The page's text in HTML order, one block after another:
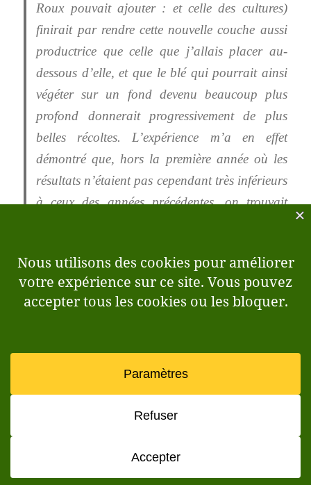
Roux pouvait ajouter : et celle des cultures)
finirait par rendre cette nouvelle couche aussi
productrice que celle que j’allais placer au-
dessous d’elle, et que le blé qui pourrait ainsi
végéter sur un fond devenu beaucoup plus
profond donnerait progressivement de plus
belles récoltes. L’expérience m’a en effet
démontré que, hors la première année où les
résultats n’étaient pas cependant très inférieurs
à ceux des années précédentes, on trouvait
ainsi qu’aux frais un peu plus considérables
que peuvent exiger de plus forts labours, et je
persiste à croire que, par la persévérance de
une culture variée des terrains qu’on regarde
aujourd’hui comme condamnés à un éternelle
jachère2.
est tout à fait fondé. Le laboureur doit opérer un
mélange des différentes couches et enrichir son